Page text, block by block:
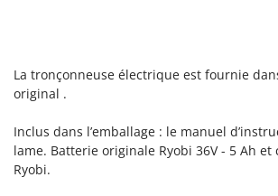
TecnoGen
Tellarini Pompe
La tronçonneuse électrique est fournie
original .
Inclus dans l’emballage : le manuel
lame. Batterie originale Ryobi 36V - 5 Ah
Ryobi.